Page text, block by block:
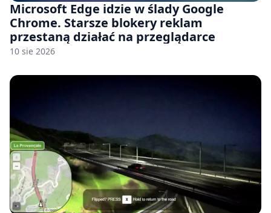
Microsoft Edge idzie w ślady Google
Chrome. Starsze blokery reklam
przestaną działać na przeglądarce
10 sie 2026